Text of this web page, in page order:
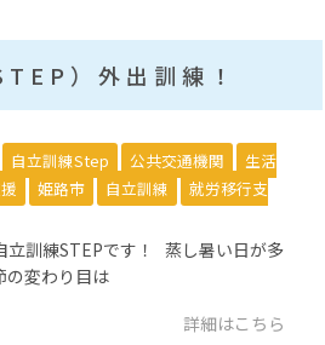
）外出訓練！
自立訓練Step 公共交通機関
生活
姫路市 自立訓練
就労移行支
立訓練STEPです！ 蒸し暑い日が多
の変わり目は
詳細はこちら